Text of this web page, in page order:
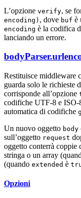
L’opzione verify, se
encoding) , dove buf è
encoding è la codifica
lanciando un errore.
Restituisce middleware
guarda solo le richieste
corrisponde all’opzione
codifiche UTF-8 e ISO-
automatica di codifiche
Un nuovo oggetto body
sull’oggetto request
oggetto conterrà coppie
stringa o un array
(quando extended è
Opzioni